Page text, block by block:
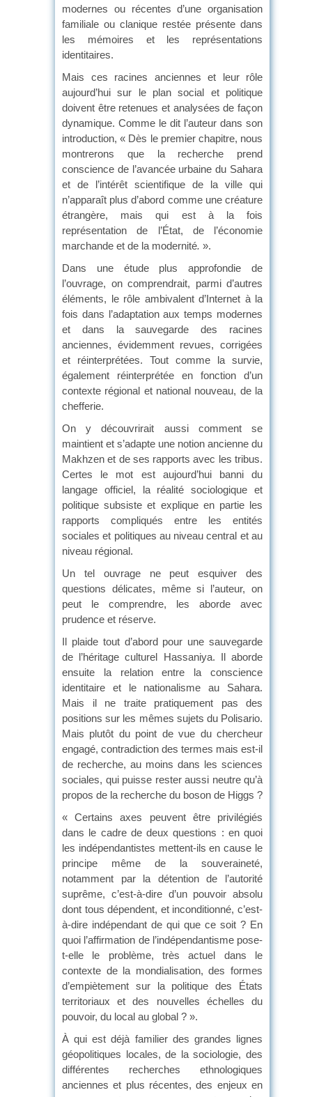
modernes ou récentes d’une organisation
familiale ou clanique restée présente dans
les mémoires et les représentations
identitaires.
Mais ces racines anciennes et leur rôle
aujourd’hui sur le plan social et politique
doivent être retenues et analysées de façon
dynamique. Comme le dit l’auteur dans son
introduction, « Dès le premier chapitre, nous
montrerons que la recherche prend
conscience de l’avancée urbaine du Sahara
et de l’intérêt scientifique de la ville qui
n’apparaît plus d’abord comme une créature
étrangère, mais qui est à la fois
représentation de l’État, de l’économie
marchande et de la modernité. ».
Dans une étude plus approfondie de
l’ouvrage, on comprendrait, parmi d’autres
éléments, le rôle ambivalent d’Internet à la
fois dans l’adaptation aux temps modernes
et dans la sauvegarde des racines
anciennes, évidemment revues, corrigées
et réinterprétées. Tout comme la survie,
également réinterprétée en fonction d’un
contexte régional et national nouveau, de la
chefferie.
On y découvrirait aussi comment se
maintient et s’adapte une notion ancienne du
Makhzen et de ses rapports avec les tribus.
Certes le mot est aujourd’hui banni du
langage officiel, la réalité sociologique et
politique subsiste et explique en partie les
rapports compliqués entre les entités
sociales et politiques au niveau central et au
niveau régional.
Un tel ouvrage ne peut esquiver des
questions délicates, même si l’auteur, on
peut le comprendre, les aborde avec
prudence et réserve.
Il plaide tout d’abord pour une sauvegarde
de l’héritage culturel Hassaniya. Il aborde
ensuite la relation entre la conscience
identitaire et le nationalisme au Sahara.
Mais il ne traite pratiquement pas des
positions sur les mêmes sujets du Polisario.
Mais plutôt du point de vue du chercheur
engagé, contradiction des termes mais est-il
de recherche, au moins dans les sciences
sociales, qui puisse rester aussi neutre qu’à
propos de la recherche du boson de Higgs ?
« Certains axes peuvent être privilégiés
dans le cadre de deux questions : en quoi
les indépendantistes mettent-ils en cause le
principe même de la souveraineté,
notamment par la détention de l’autorité
suprême, c’est-à-dire d’un pouvoir absolu
dont tous dépendent, et inconditionné, c’est-
à-dire indépendant de qui que ce soit ? En
quoi l’affirmation de l’indépendantisme pose-
t-elle le problème, très actuel dans le
contexte de la mondialisation, des formes
d’empiètement sur la politique des États
territoriaux et des nouvelles échelles du
pouvoir, du local au global ? ».
À qui est déjà familier des grandes lignes
géopolitiques locales, de la sociologie, des
différentes recherches ethnologiques
anciennes et plus récentes, des enjeux en